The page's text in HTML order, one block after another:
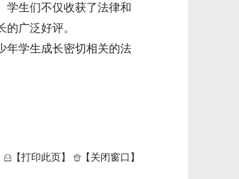
生们不仅收获了法律和
广泛好评。
学生成长密切相关的法
【打印此页】 【关闭窗口】